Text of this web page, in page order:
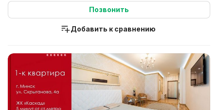
Позвонить
Добавить к сравнению